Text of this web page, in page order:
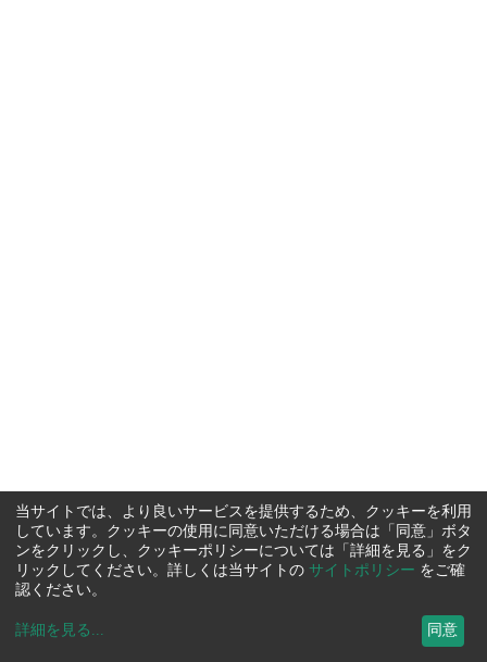
当サイトでは、より良いサービスを提供するため、クッキーを利用
しています。クッキーの使用に同意いただける場合は「同意」ボタ
ンをクリックし、クッキーポリシーについては「詳細を見る」をク
リックしてください。詳しくは当サイトの サイトポリシー をご確
認ください。
詳細を見る ... 同意